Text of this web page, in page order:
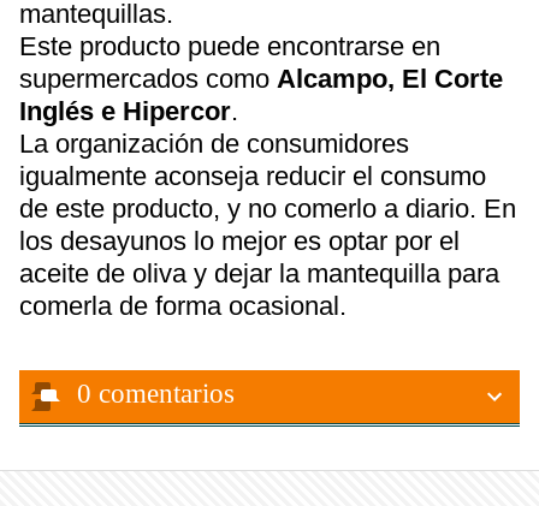
mantequillas.
Este producto puede encontrarse en
supermercados como Alcampo, El Corte
Inglés e Hipercor.
La organización de consumidores
igualmente aconseja reducir el consumo
de este producto, y no comerlo a diario. En
los desayunos lo mejor es optar por el
aceite de oliva y dejar la mantequilla para
comerla de forma ocasional.
0 comentarios